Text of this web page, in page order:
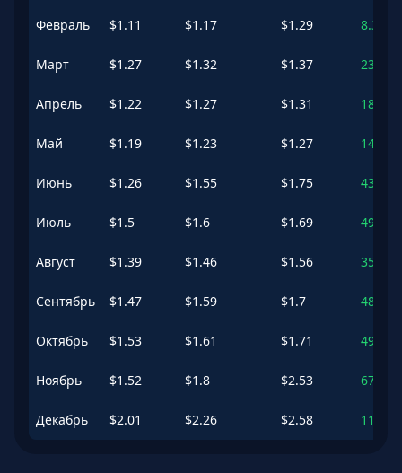
Февраль $1.11 $1.17 $1.29 8.36
Март $1.27 $1.32 $1.37 23.1
Апрель $1.22 $1.27 $1.31 18.35
Май $1.19 $1.23 $1.27 14.03
Июнь $1.26 $1.55 $1.75 43.88
Июль $1.5 $1.6 $1.69 49
Август $1.39 $1.46 $1.56 35.56
Сентябрь $1.47 $1.59 $1.7 48.12
Октябрь $1.53 $1.61 $1.71 49.38
Ноябрь $1.52 $1.8 $2.53 67.46
Декабрь $2.01 $2.26 $2.58 110.24